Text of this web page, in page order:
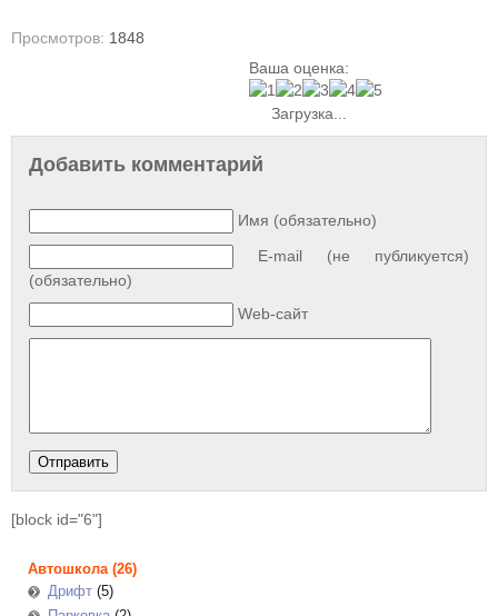
Просмотров: 1848
Ваша оценка:
Загрузка...
Добавить комментарий
Имя (обязательно)
E-mail (не публикуется)
(обязательно)
Web-сайт
[block id="6"]
Автошкола(26)
Дрифт (5)